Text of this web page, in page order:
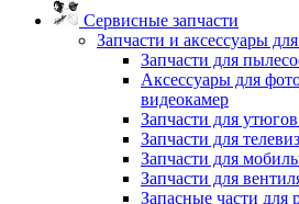
Сервисные запчасти
Запчасти и аксессуары
Запчасти для
Аксессуары для
видеокамер
Запчасти для
Запчасти для
Запчасти для
Запчасти для
Запасные части для